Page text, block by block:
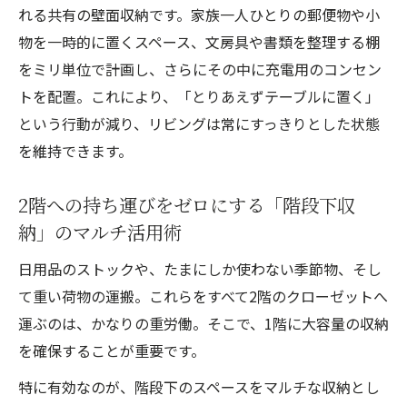
れる共有の壁面収納です。家族一人ひとりの郵便物や小
物を一時的に置くスペース、文房具や書類を整理する棚
をミリ単位で計画し、さらにその中に充電用のコンセン
トを配置。これにより、「とりあえずテーブルに置く」
という行動が減り、リビングは常にすっきりとした状態
を維持できます。
2階への持ち運びをゼロにする「階段下収
納」のマルチ活用術
日用品のストックや、たまにしか使わない季節物、そし
て重い荷物の運搬。これらをすべて2階のクローゼットへ
運ぶのは、かなりの重労働。そこで、1階に大容量の収納
を確保することが重要です。
特に有効なのが、階段下のスペースをマルチな収納とし